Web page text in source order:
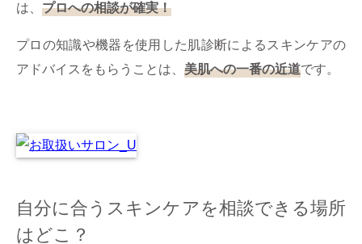
は、 プロへの相談が確実！
プロの知識や機器を使用した肌診断によるスキンケアの
アドバイスをもらうことは、 美肌への一番の近道です。
自分に合うスキンケアを相談できる場所
はどこ？